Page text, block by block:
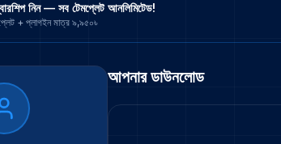
নিন — সব টেমপ্লেট আনলিমিটেড!
+ প্লাগইন মাত্র ৯,৯৫০৳
আপনার ডাউনলোড